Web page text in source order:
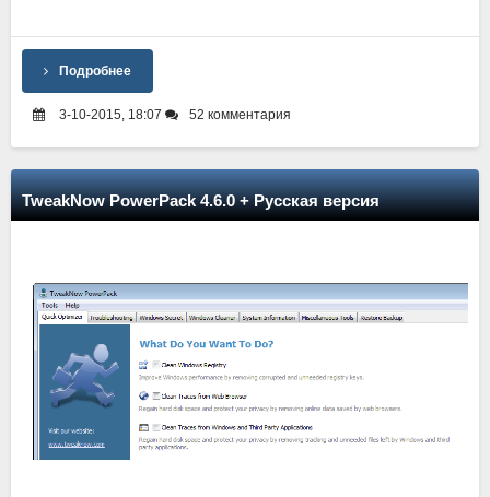
Подробнее
3-10-2015, 18:07 52 комментария
TweakNow PowerPack 4.6.0 + Русская версия